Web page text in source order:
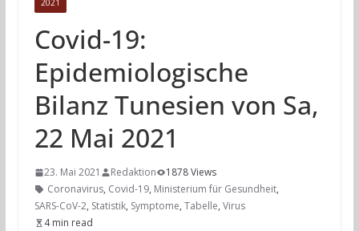
2021
Covid-19:
Epidemiologische
Bilanz Tunesien von Sa,
22 Mai 2021
23. Mai 2021 Redaktion
1878 Views
Coronavirus, Covid-19, Ministerium für Gesundheit,
SARS-CoV-2, Statistik, Symptome, Tabelle, Virus
4 min read